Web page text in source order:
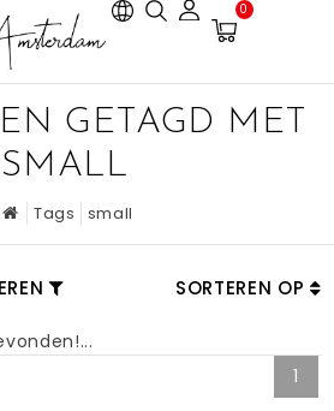
0
GETAGD MET
SMALL
Tags small
SORTEREN OP
1